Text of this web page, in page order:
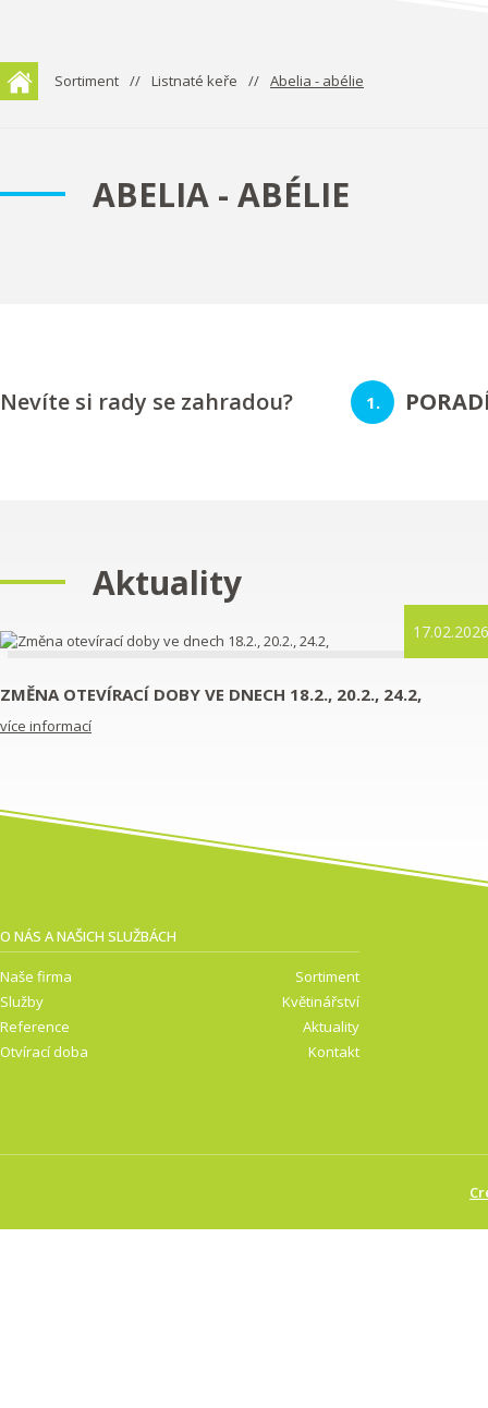
Sortiment Listnaté keře Abelia - abélie
ABELIA - ABÉLIE
Nevíte si rady se zahradou?
Aktuality
17.02.2026
ZMĚNA OTEVÍRACÍ DOBY VE DNECH 18.2., 20.2., 24.2,
více informací
O NÁS A NAŠICH SLUŽBÁCH
Naše firma
Sortiment
Služby
Květinářství
Reference
Aktuality
Otvírací doba
Kontakt